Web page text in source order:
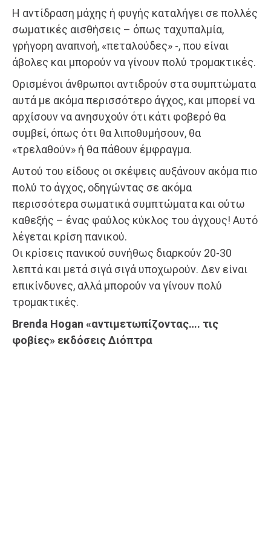
Η αντίδραση μάχης ή φυγής καταλήγει σε πολλές
σωματικές αισθήσεις – όπως ταχυπαλμία,
γρήγορη αναπνοή, «πεταλούδες» -, που είναι
άβολες και μπορούν να γίνουν πολύ τρομακτικές.
Ορισμένοι άνθρωποι αντιδρούν στα συμπτώματα
αυτά με ακόμα περισσότερο άγχος, και μπορεί να
αρχίσουν να ανησυχούν ότι κάτι φοβερό θα
συμβεί, όπως ότι θα λιποθυμήσουν, θα
«τρελαθούν» ή θα πάθουν έμφραγμα.
Αυτού του είδους οι σκέψεις αυξάνουν ακόμα πιο
πολύ το άγχος, οδηγώντας σε ακόμα
περισσότερα σωματικά συμπτώματα και ούτω
καθεξής – ένας φαύλος κύκλος του άγχους! Αυτό
λέγεται κρίση πανικού.
Οι κρίσεις πανικού συνήθως διαρκούν 20-30
λεπτά και μετά σιγά σιγά υποχωρούν. Δεν είναι
επικίνδυνες, αλλά μπορούν να γίνουν πολύ
τρομακτικές.
Brenda Hogan «αντιμετωπίζοντας…. τις
φοβίες» εκδόσεις Διόπτρα